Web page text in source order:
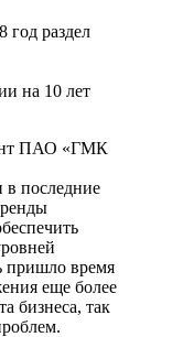
год раздел
на 10 лет
ПАО «ГМК
в последние
пришло время
еще более
бизнеса, так